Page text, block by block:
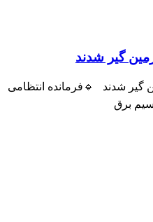
گیر شدند
شدند 🔹فرمانده انتظامی